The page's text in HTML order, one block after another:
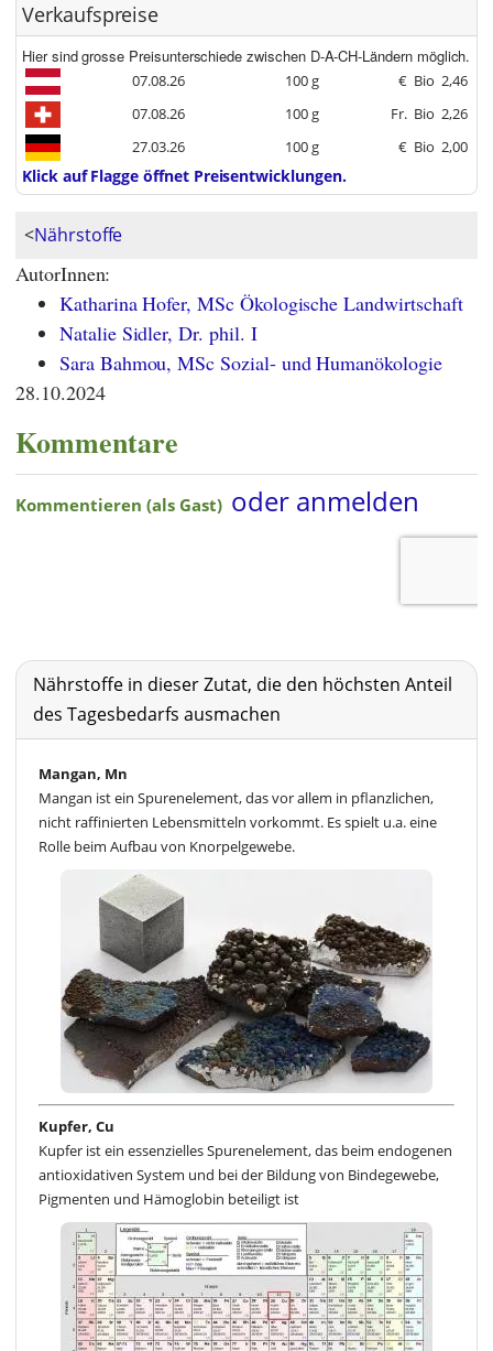
Verkaufspreise
Hier sind grosse Preisunterschiede zwischen D-A-CH-Ländern möglich.
07.08.26 100 g € Bio 2,46
07.08.26
100 g Fr. Bio 2,26
27.03.26
100 g € Bio 2,00
Klick auf Flagge öffnet Preisentwicklungen.
<Nährstoffe
AutorInnen:
Katharina Hofer, MSc Ökologische Landwirtschaft
Natalie Sidler, Dr. phil. I
Sara Bahmou, MSc Sozial- und Humanökologie
28.10.2024
Kommentare
Nährstoffe in dieser Zutat, die den höchsten Anteil
des Tagesbedarfs ausmachen
Mangan, Mn
Mangan ist ein Spurenelement, das vor allem in pflanzlichen,
nicht raffinierten Lebensmitteln vorkommt. Es spielt u.a. eine
Rolle beim Aufbau von Knorpelgewebe.
Kupfer, Cu
Kupfer ist ein essenzielles Spurenelement, das beim endogenen
antioxidativen System und bei der Bildung von Bindegewebe,
Pigmenten und Hämoglobin beteiligt ist